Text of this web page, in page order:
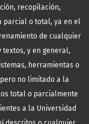
recopilación,
parcial o total, ya en el
de cualquier
y en general,
herramientas o
no limitado a la
total o parcialmente
a la Universidad